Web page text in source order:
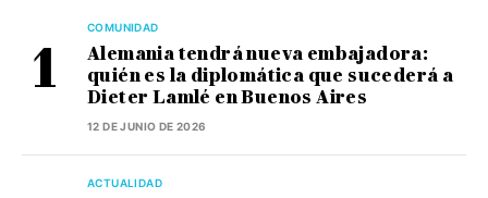
COMUNIDAD
Alemania tendrá nueva embajadora:
quién es la diplomática que sucederá a
Dieter Lamlé en Buenos Aires
12 DE JUNIO DE 2026
ACTUALIDAD